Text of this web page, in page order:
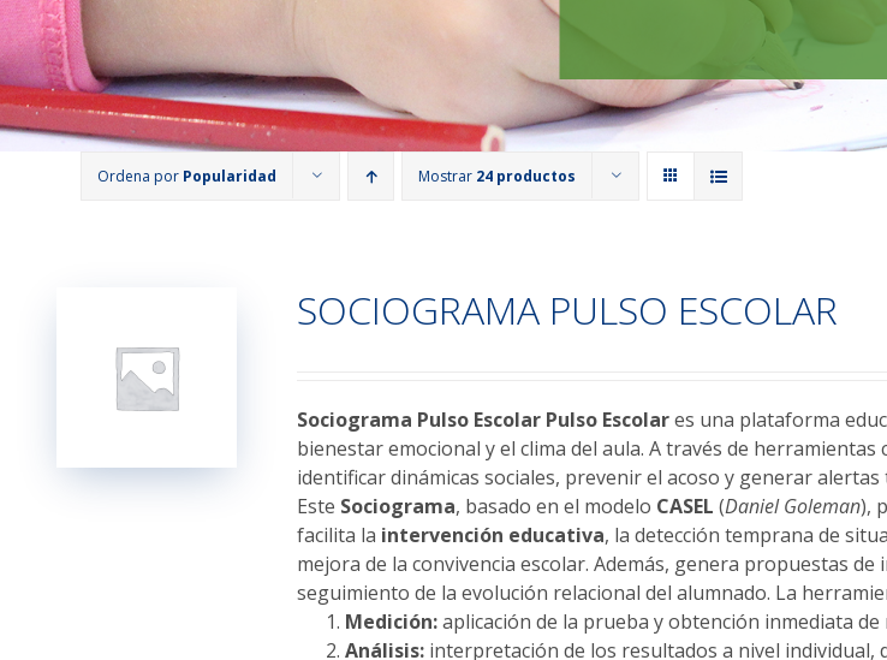
Ordena por Popularidad Mostrar 24 productos
SOCIOGRAMA PULSO ESCOLAR
Sociograma Pulso Escolar Pulso Escolares una plataforma
bienestar emocional y el clima del aula. A través de herramientas
identificar dinámicas sociales, prevenir el acoso y generar
Este Sociograma, basado en el modelo CASEL(Daniel Goleman),
facilita la intervención educativa, la detección temprana de
mejora de la convivencia escolar. Además, genera propuestas
seguimiento de la evolución relacional del alumnado. La
Medición:aplicación de la prueba y obtención inmediata
Análisis: interpretación de los resultados a nivel individual,